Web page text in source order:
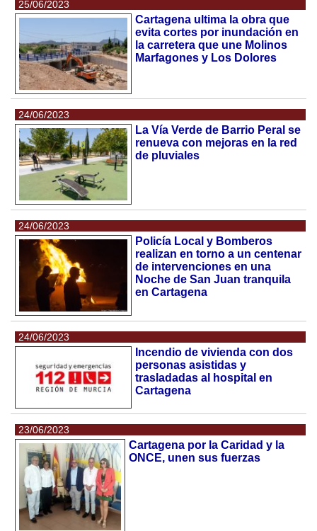
25/06/2023
Cartagena ultima la obra que
evita cortes por inundación en
la carretera que une Molinos
Marfagones y Los Dolores
24/06/2023
La Vía Verde de Barrio Peral se
renueva con mejoras en la red
de pluviales
24/06/2023
Policía Local y Bomberos
realizan en torno a un centenar
de intervenciones en una
Noche de San Juan tranquila
en Cartagena
24/06/2023
Incendio de vivienda con dos
personas asistidas y
trasladadas al hospital en
Cartagena
23/06/2023
Cartagena por la Caridad y la
ONCE, unen sus fuerzas